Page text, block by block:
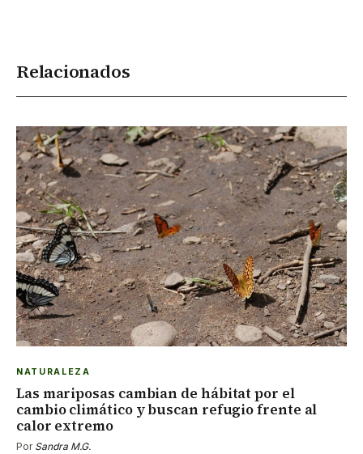
Relacionados
NATURALEZA
Las mariposas cambian de hábitat por el
cambio climático y buscan refugio frente al
calor extremo
Por Sandra M.G.